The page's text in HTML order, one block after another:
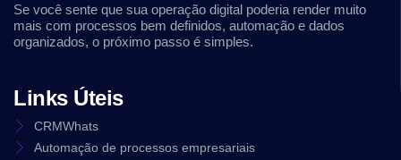
Se você sente que sua operação digital poderia render muito
mais com processos bem definidos, automação e dados
organizados, o próximo passo é simples.
Links Úteis
CRMWhats
Automação de processos empresariais